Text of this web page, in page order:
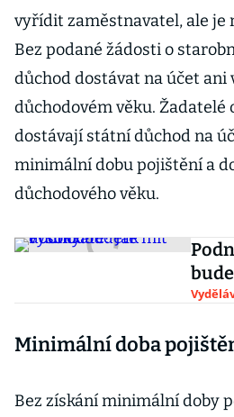
vyřídit zaměstnavatel, ale je
Bez podané žádosti o
důchod dostávat na účet ani
důchodovém věku. Žadatelé
dostávají státní důchod na
minimální dobu pojištění a
důchodového věku.
Minimální doba
Bez získání minimální doby